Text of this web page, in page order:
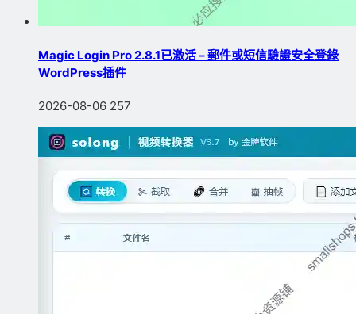
Magic Login Pro 2.8.1已激活 – 郵件或短信驗證安全登錄
WordPress插件
2026-08-06 257